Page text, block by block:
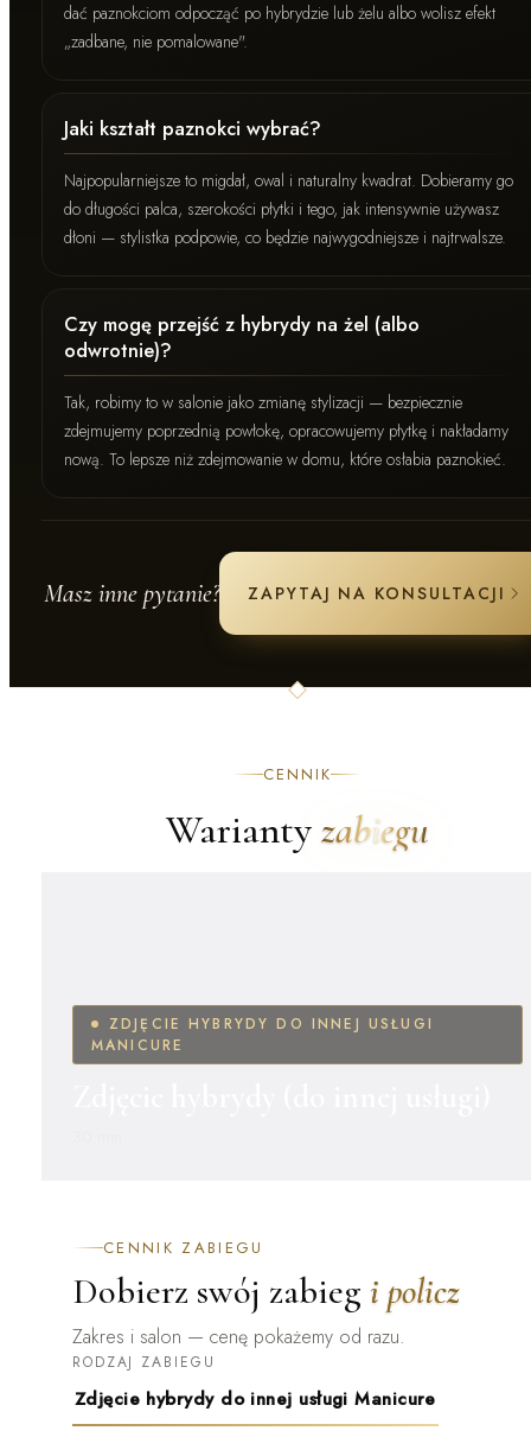
dać paznokciom odpocząć po hybrydzie lub żelu albo wolisz efekt
„zadbane, nie pomalowane".
Jaki kształt paznokci wybrać?
Najpopularniejsze to migdał, owal i naturalny kwadrat. Dobieramy go
do długości palca, szerokości płytki i tego, jak intensywnie używasz
dłoni — stylistka podpowie, co będzie najwygodniejsze i najtrwalsze.
Czy mogę przejść z hybrydy na żel (albo
odwrotnie)?
Tak, robimy to w salonie jako zmianę stylizacji — bezpiecznie
zdejmujemy poprzednią powłokę, opracowujemy płytkę i nakładamy
nową. To lepsze niż zdejmowanie w domu, które osłabia paznokieć.
Masz inne pytanie? ZAPYTAJ NA KONSULTACJI
CENNIK
Wariantyzabiegu
ZDJĘCIE HYBRYDY DO INNEJ USŁUGI
MANICURE
CENNIK ZABIEGU
Dobierz swój zabieg i policz
Zakres i salon — cenę pokażemy od razu.
RODZAJ ZABIEGU
Zdjęcie hybrydy do innej usługi Manicure